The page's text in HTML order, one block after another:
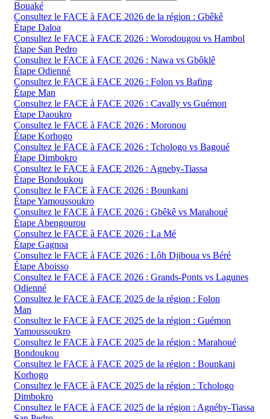
Bouaké
Consultez le FACE à FACE 2026 de la région : Gbêkê
Étape Daloa
Consultez le FACE à FACE 2026 : Worodougou vs Hambol
Étape San Pedro
Consultez le FACE à FACE 2026 : Nawa vs Gbôklê
Étape Odienné
Consultez le FACE à FACE 2026 : Folon vs Bafing
Étape Man
Consultez le FACE à FACE 2026 : Cavally vs Guémon
Étape Daoukro
Consultez le FACE à FACE 2026 : Moronou
Étape Korhogo
Consultez le FACE à FACE 2026 : Tchologo vs Bagoué
Étape Dimbokro
Consultez le FACE à FACE 2026 : Agneby-Tiassa
Étape Bondoukou
Consultez le FACE à FACE 2026 : Bounkani
Étape Yamoussoukro
Consultez le FACE à FACE 2026 : Gbêkê vs Marahoué
Étape Abengourou
Consultez le FACE à FACE 2026 : La Mé
Étape Gagnoa
Consultez le FACE à FACE 2026 : Lôh Djiboua vs Béré
Étape Aboisso
Consultez le FACE à FACE 2026 : Grands-Ponts vs Lagunes
Odienné
Consultez le FACE à FACE 2025 de la région : Folon
Man
Consultez le FACE à FACE 2025 de la région : Guémon
Yamoussoukro
Consultez le FACE à FACE 2025 de la région : Marahoué
Bondoukou
Consultez le FACE à FACE 2025 de la région : Bounkani
Korhogo
Consultez le FACE à FACE 2025 de la région : Tchologo
Dimbokro
Consultez le FACE à FACE 2025 de la région : Agnéby-Tiassa